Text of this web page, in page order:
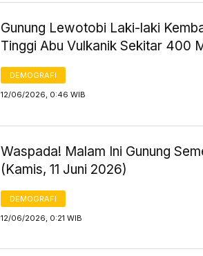
Gunung Lewotobi Laki-laki
Tinggi Abu Vulkanik Sekitar 400
DEMOGRAFI
12/06/2026, 0:46 WIB
Waspada! Malam Ini Gunung
(Kamis, 11 Juni 2026)
DEMOGRAFI
12/06/2026, 0:21 WIB